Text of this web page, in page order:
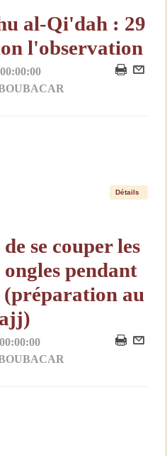
al-Qi'dah : 29
l'observation
Détails
se couper les
ongles pendant
au